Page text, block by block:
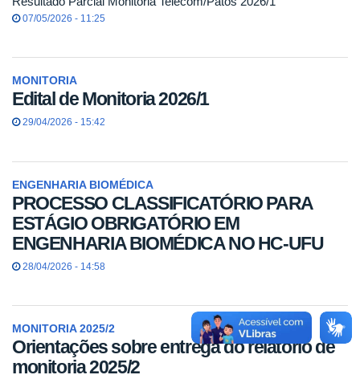
07/05/2026 - 11:25
MONITORIA
Edital de Monitoria 2026/1
29/04/2026 - 15:42
ENGENHARIA BIOMÉDICA
PROCESSO CLASSIFICATÓRIO PARA
ESTÁGIO OBRIGATÓRIO EM
ENGENHARIA BIOMÉDICA NO HC-UFU
28/04/2026 - 14:58
MONITORIA 2025/2
Orientações sobre entrega do relatório de
monitoria 2025/2